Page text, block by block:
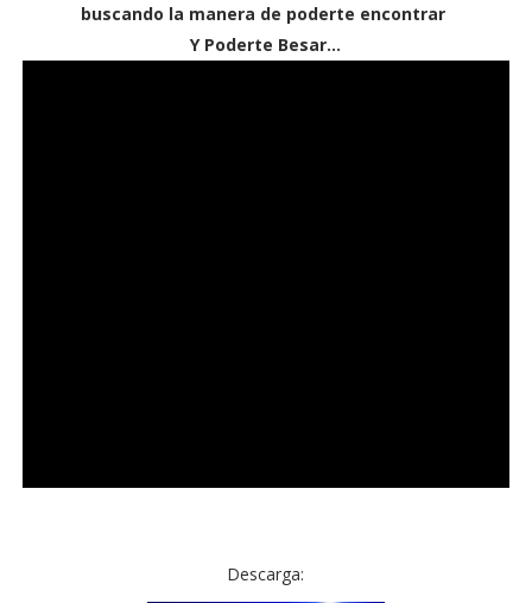
buscando la manera de poderte encontrar
Y Poderte Besar...
Descarga: